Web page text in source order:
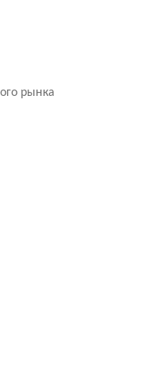
рынка